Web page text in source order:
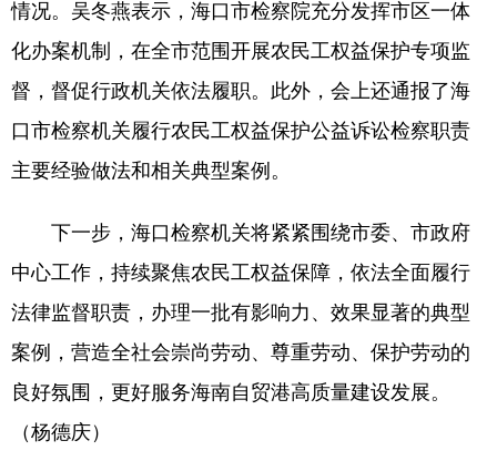
情况。吴冬燕表示，海口市检察院充分发挥市区一体
化办案机制，在全市范围开展农民工权益保护专项监
督，督促行政机关依法履职。此外，会上还通报了海
口市检察机关履行农民工权益保护公益诉讼检察职责
主要经验做法和相关典型案例。
下一步，海口检察机关将紧紧围绕市委、市政府
中心工作，持续聚焦农民工权益保障，依法全面履行
法律监督职责，办理一批有影响力、效果显著的典型
案例，营造全社会崇尚劳动、尊重劳动、保护劳动的
良好氛围，更好服务海南自贸港高质量建设发展。
（杨德庆）